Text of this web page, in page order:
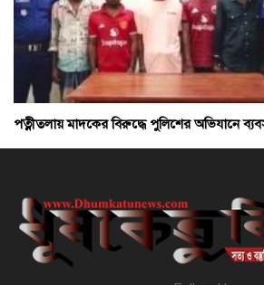
পত্নীতলায় মাদকের বিরুদ্ধে পুলিশের অভিযানে